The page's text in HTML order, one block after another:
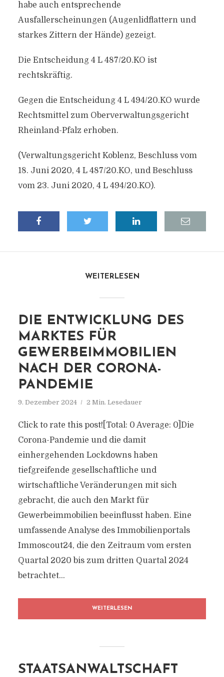
habe auch entsprechende
Ausfallerscheinungen (Augenlidflattern und
starkes Zittern der Hände) gezeigt.
Die Entscheidung 4 L 487/20.KO ist
rechtskräftig.
Gegen die Entscheidung 4 L 494/20.KO wurde
Rechtsmittel zum Oberverwaltungsgericht
Rheinland-Pfalz erhoben.
(Verwaltungsgericht Koblenz, Beschluss vom
18. Juni 2020, 4 L 487/20.KO, und Beschluss
vom 23. Juni 2020, 4 L 494/20.KO).
WEITERLESEN
DIE ENTWICKLUNG DES
MARKTES FÜR
GEWERBEIMMOBILIEN
NACH DER CORONA-
PANDEMIE
9. Dezember 2024 2 Min. Lesedauer
Click to rate this post![Total: 0 Average: 0]Die
Corona-Pandemie und die damit
einhergehenden Lockdowns haben
tiefgreifende gesellschaftliche und
wirtschaftliche Veränderungen mit sich
gebracht, die auch den Markt für
Gewerbeimmobilien beeinflusst haben. Eine
umfassende Analyse des Immobilienportals
Immoscout24, die den Zeitraum vom ersten
Quartal 2020 bis zum dritten Quartal 2024
betrachtet...
WEITERLESEN
STAATSANWALTSCHAFT